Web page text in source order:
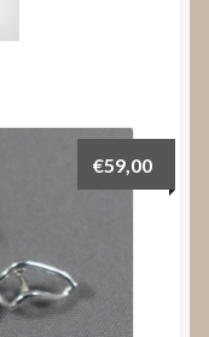
€59,00